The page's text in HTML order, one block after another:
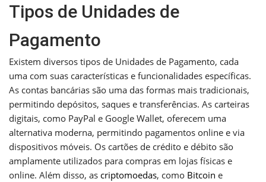
Tipos de Unidades de
Pagamento
Existem diversos tipos de Unidades de Pagamento, cada
uma com suas características e funcionalidades específicas.
As contas bancárias são uma das formas mais tradicionais,
permitindo depósitos, saques e transferências. As carteiras
digitais, como PayPal e Google Wallet, oferecem uma
alternativa moderna, permitindo pagamentos online e via
dispositivos móveis. Os cartões de crédito e débito são
amplamente utilizados para compras em lojas físicas e
online. Além disso, as criptomoedas, como Bitcoin e